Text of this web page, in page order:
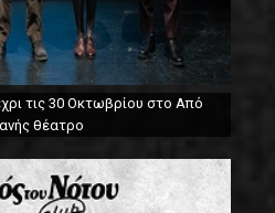
τις 30 Οκτωβρίου στο Από
θέατρο